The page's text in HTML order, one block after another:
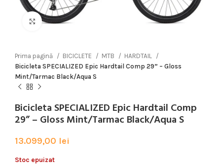
Click to enlarge
Prima pagină BICICLETE MTB
HARDTAIL
Bicicleta SPECIALIZED Epic Hardtail Comp 29” – Gloss
Mint/Tarmac Black/Aqua S
Bicicleta SPECIALIZED Epic Hardtail Comp
29” – Gloss Mint/Tarmac Black/Aqua S
13.099,00 lei
Stoc epuizat